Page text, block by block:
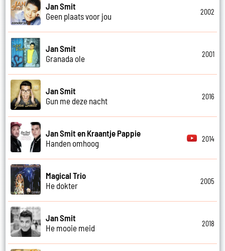
Jan Smit
Geen plaats voor jou
2002
Jan Smit
Granada ole
2001
Jan Smit
Gun me deze nacht
2016
Jan Smit en Kraantje Pappie
Handen omhoog
2014
Magical Trio
He dokter
2005
Jan Smit
He mooie meid
2018